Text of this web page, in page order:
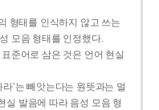
형태를 인식하지 않고 쓰는
모음 형태를 인정했다.
준어로 삼은 것은 언어 현실
’는 빼앗는다는 원뜻과는 멀
실 발음에 따라 음성 모음 형